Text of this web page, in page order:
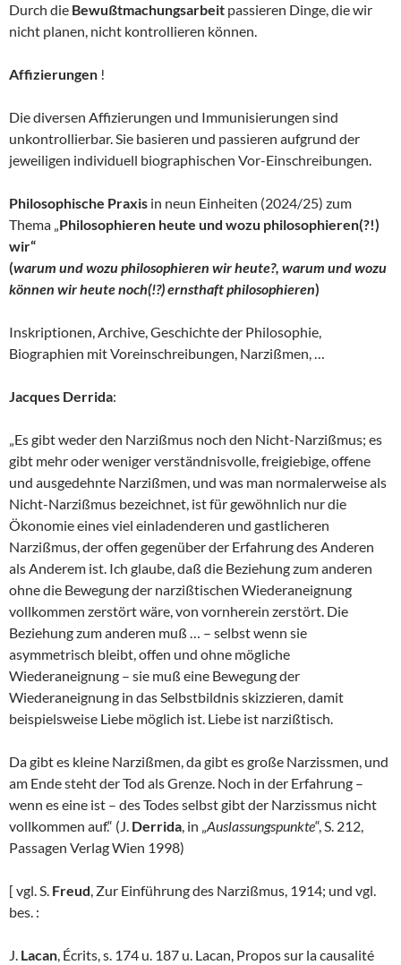
Durch die Bewußtmachungsarbeit passieren Dinge, die wir
nicht planen, nicht kontrollieren können.
Affizierungen !
Die diversen Affizierungen und Immunisierungen sind
unkontrollierbar. Sie basieren und passieren aufgrund der
jeweiligen individuell biographischen Vor-Einschreibungen.
Philosophische Praxis in neun Einheiten (2024/25) zum
Thema „Philosophieren heute und wozu philosophieren(?!)
wir“
(warum und wozu philosophieren wir heute?, warum und wozu
können wir heute noch(!?) ernsthaft philosophieren)
Inskriptionen, Archive, Geschichte der Philosophie,
Biographien mit Voreinschreibungen, Narzißmen, …
Jacques Derrida:
„Es gibt weder den Narzißmus noch den Nicht-Narzißmus; es
gibt mehr oder weniger verständnisvolle, freigiebige, offene
und ausgedehnte Narzißmen, und was man normalerweise als
Nicht-Narzißmus bezeichnet, ist für gewöhnlich nur die
Ökonomie eines viel einladenderen und gastlicheren
Narzißmus, der offen gegenüber der Erfahrung des Anderen
als Anderem ist. Ich glaube, daß die Beziehung zum anderen
ohne die Bewegung der narzißtischen Wiederaneignung
vollkommen zerstört wäre, von vornherein zerstört. Die
Beziehung zum anderen muß … – selbst wenn sie
asymmetrisch bleibt, offen und ohne mögliche
Wiederaneignung – sie muß eine Bewegung der
Wiederaneignung in das Selbstbildnis skizzieren, damit
beispielsweise Liebe möglich ist. Liebe ist narzißtisch.
Da gibt es kleine Narzißmen, da gibt es große Narzissmen, und
am Ende steht der Tod als Grenze. Noch in der Erfahrung –
wenn es eine ist – des Todes selbst gibt der Narzissmus nicht
vollkommen auf.“ (J. Derrida, in „Auslassungspunkte“, S. 212,
Passagen Verlag Wien 1998)
[ vgl. S. Freud, Zur Einführung des Narzißmus, 1914; und vgl.
bes. :
J. Lacan, Écrits, s. 174 u. 187 u. Lacan, Propos sur la causalité